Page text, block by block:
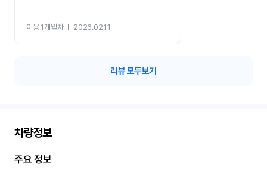
이용 1개월차ㅣ 2026.02.11
리뷰 모두보기
차량정보
주요 정보